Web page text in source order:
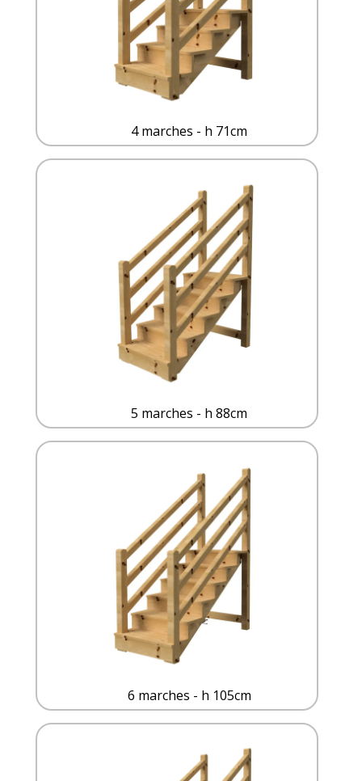
4 marches - h 71cm
5 marches - h 88cm
6 marches - h 105cm